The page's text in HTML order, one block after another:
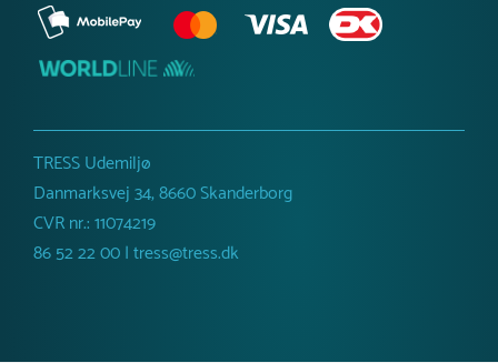
TRESS Udemiljø
Danmarksvej 34, 8660 Skanderborg
CVR nr.: 11074219
86 52 22 00 | tress@tress.dk